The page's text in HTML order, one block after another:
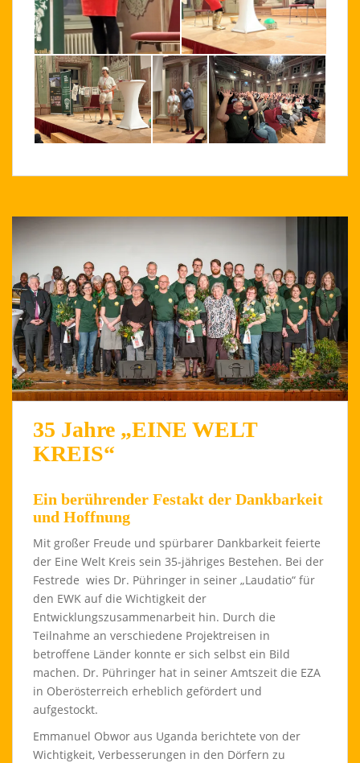
35 Jahre „EINE WELT
KREIS“
Ein berührender Festakt der Dankbarkeit
und Hoffnung
Mit großer Freude und spürbarer Dankbarkeit feierte
der Eine Welt Kreis sein 35-jähriges Bestehen. Bei der
Festrede wies Dr. Pühringer in seiner „Laudatio“ für
den EWK auf die Wichtigkeit der
Entwicklungszusammenarbeit hin. Durch die
Teilnahme an verschiedene Projektreisen in
betroffene Länder konnte er sich selbst ein Bild
machen. Dr. Pühringer hat in seiner Amtszeit die EZA
in Oberösterreich erheblich gefördert und
aufgestockt.
Emmanuel Obwor aus Uganda berichtete von der
Wichtigkeit, Verbesserungen in den Dörfern zu